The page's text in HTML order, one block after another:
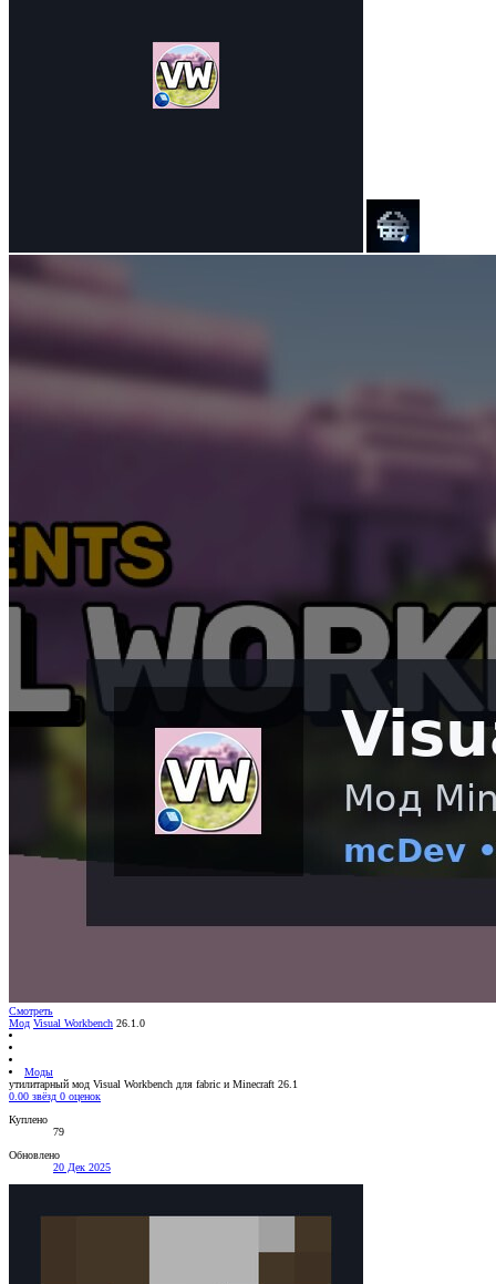
Смотреть
Мод Visual Workbench 26.1.0
Моды
утилитарный мод Visual Workbench для fabric и Minecraft 26.1
0.00 звёзд 0 оценок
Куплено
79
Обновлено
20 Дек 2025